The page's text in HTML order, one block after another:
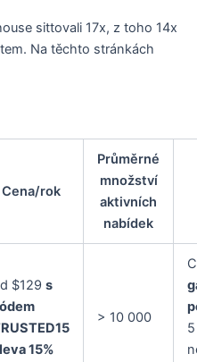
sittovali 17x, z toho 14x
Na těchto stránkách
Cena/rok
Průměrné
množství
aktivních
nabídek
$129 s
15%
> 10 000